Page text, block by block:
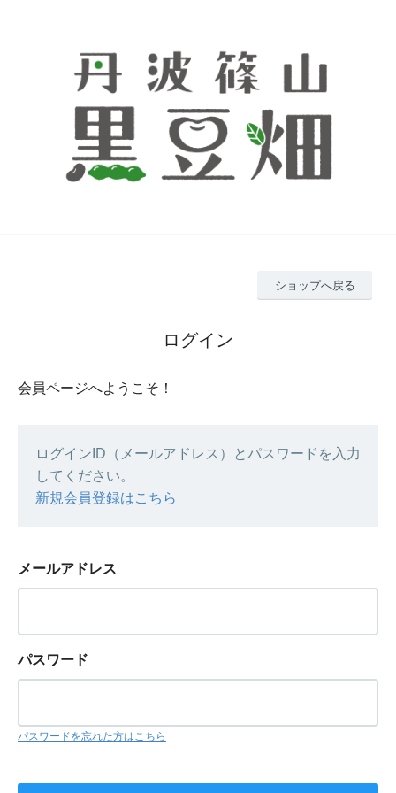
ショップへ戻る
ログイン
会員ページへようこそ！
ログインID（メールアドレス）とパスワードを入力
してください。
新規会員登録はこちら
メールアドレス
パスワード
パスワードを忘れた方はこちら